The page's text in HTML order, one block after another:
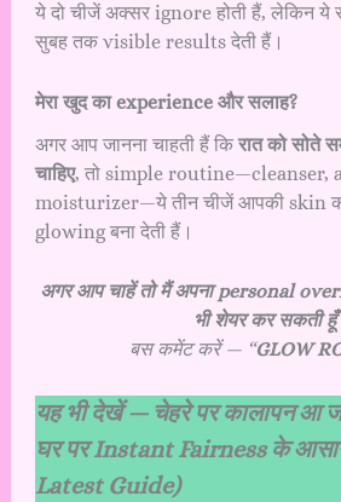
ये दो चीजें अक्सर ignore होती हैं, लेकिन ये
सुबह तक visible results देती हैं।
मेरा खुद का experience और सलाह?
अगर आप जानना चाहती हैं कि रात को सोते
चाहिए, तो simple routine—cleanser,
moisturizer—ये तीन चीजें आपकी skin
glowing बना देती हैं।
अगर आप चाहें तो मैं अपना personal
भी शेयर कर सकती
बस कमेंट करें — “GLOW
यह भी देखें — चेहरे पर कालापन आ
घर पर Instant Fairness के
Latest Guide)